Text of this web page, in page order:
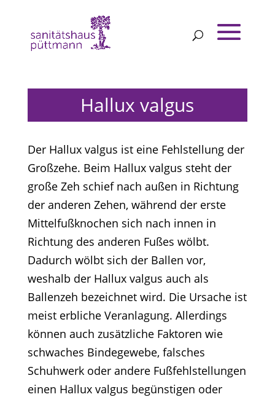
Hallux valgus
Der Hallux valgus ist eine Fehlstellung der
Großzehe. Beim Hallux valgus steht der
große Zeh schief nach außen in Richtung
der anderen Zehen, während der erste
Mittelfußknochen sich nach innen in
Richtung des anderen Fußes wölbt.
Dadurch wölbt sich der Ballen vor,
weshalb der Hallux valgus auch als
Ballenzeh bezeichnet wird. Die Ursache ist
meist erbliche Veranlagung. Allerdings
können auch zusätzliche Faktoren wie
schwaches Bindegewebe, falsches
Schuhwerk oder andere Fußfehlstellungen
einen Hallux valgus begünstigen oder